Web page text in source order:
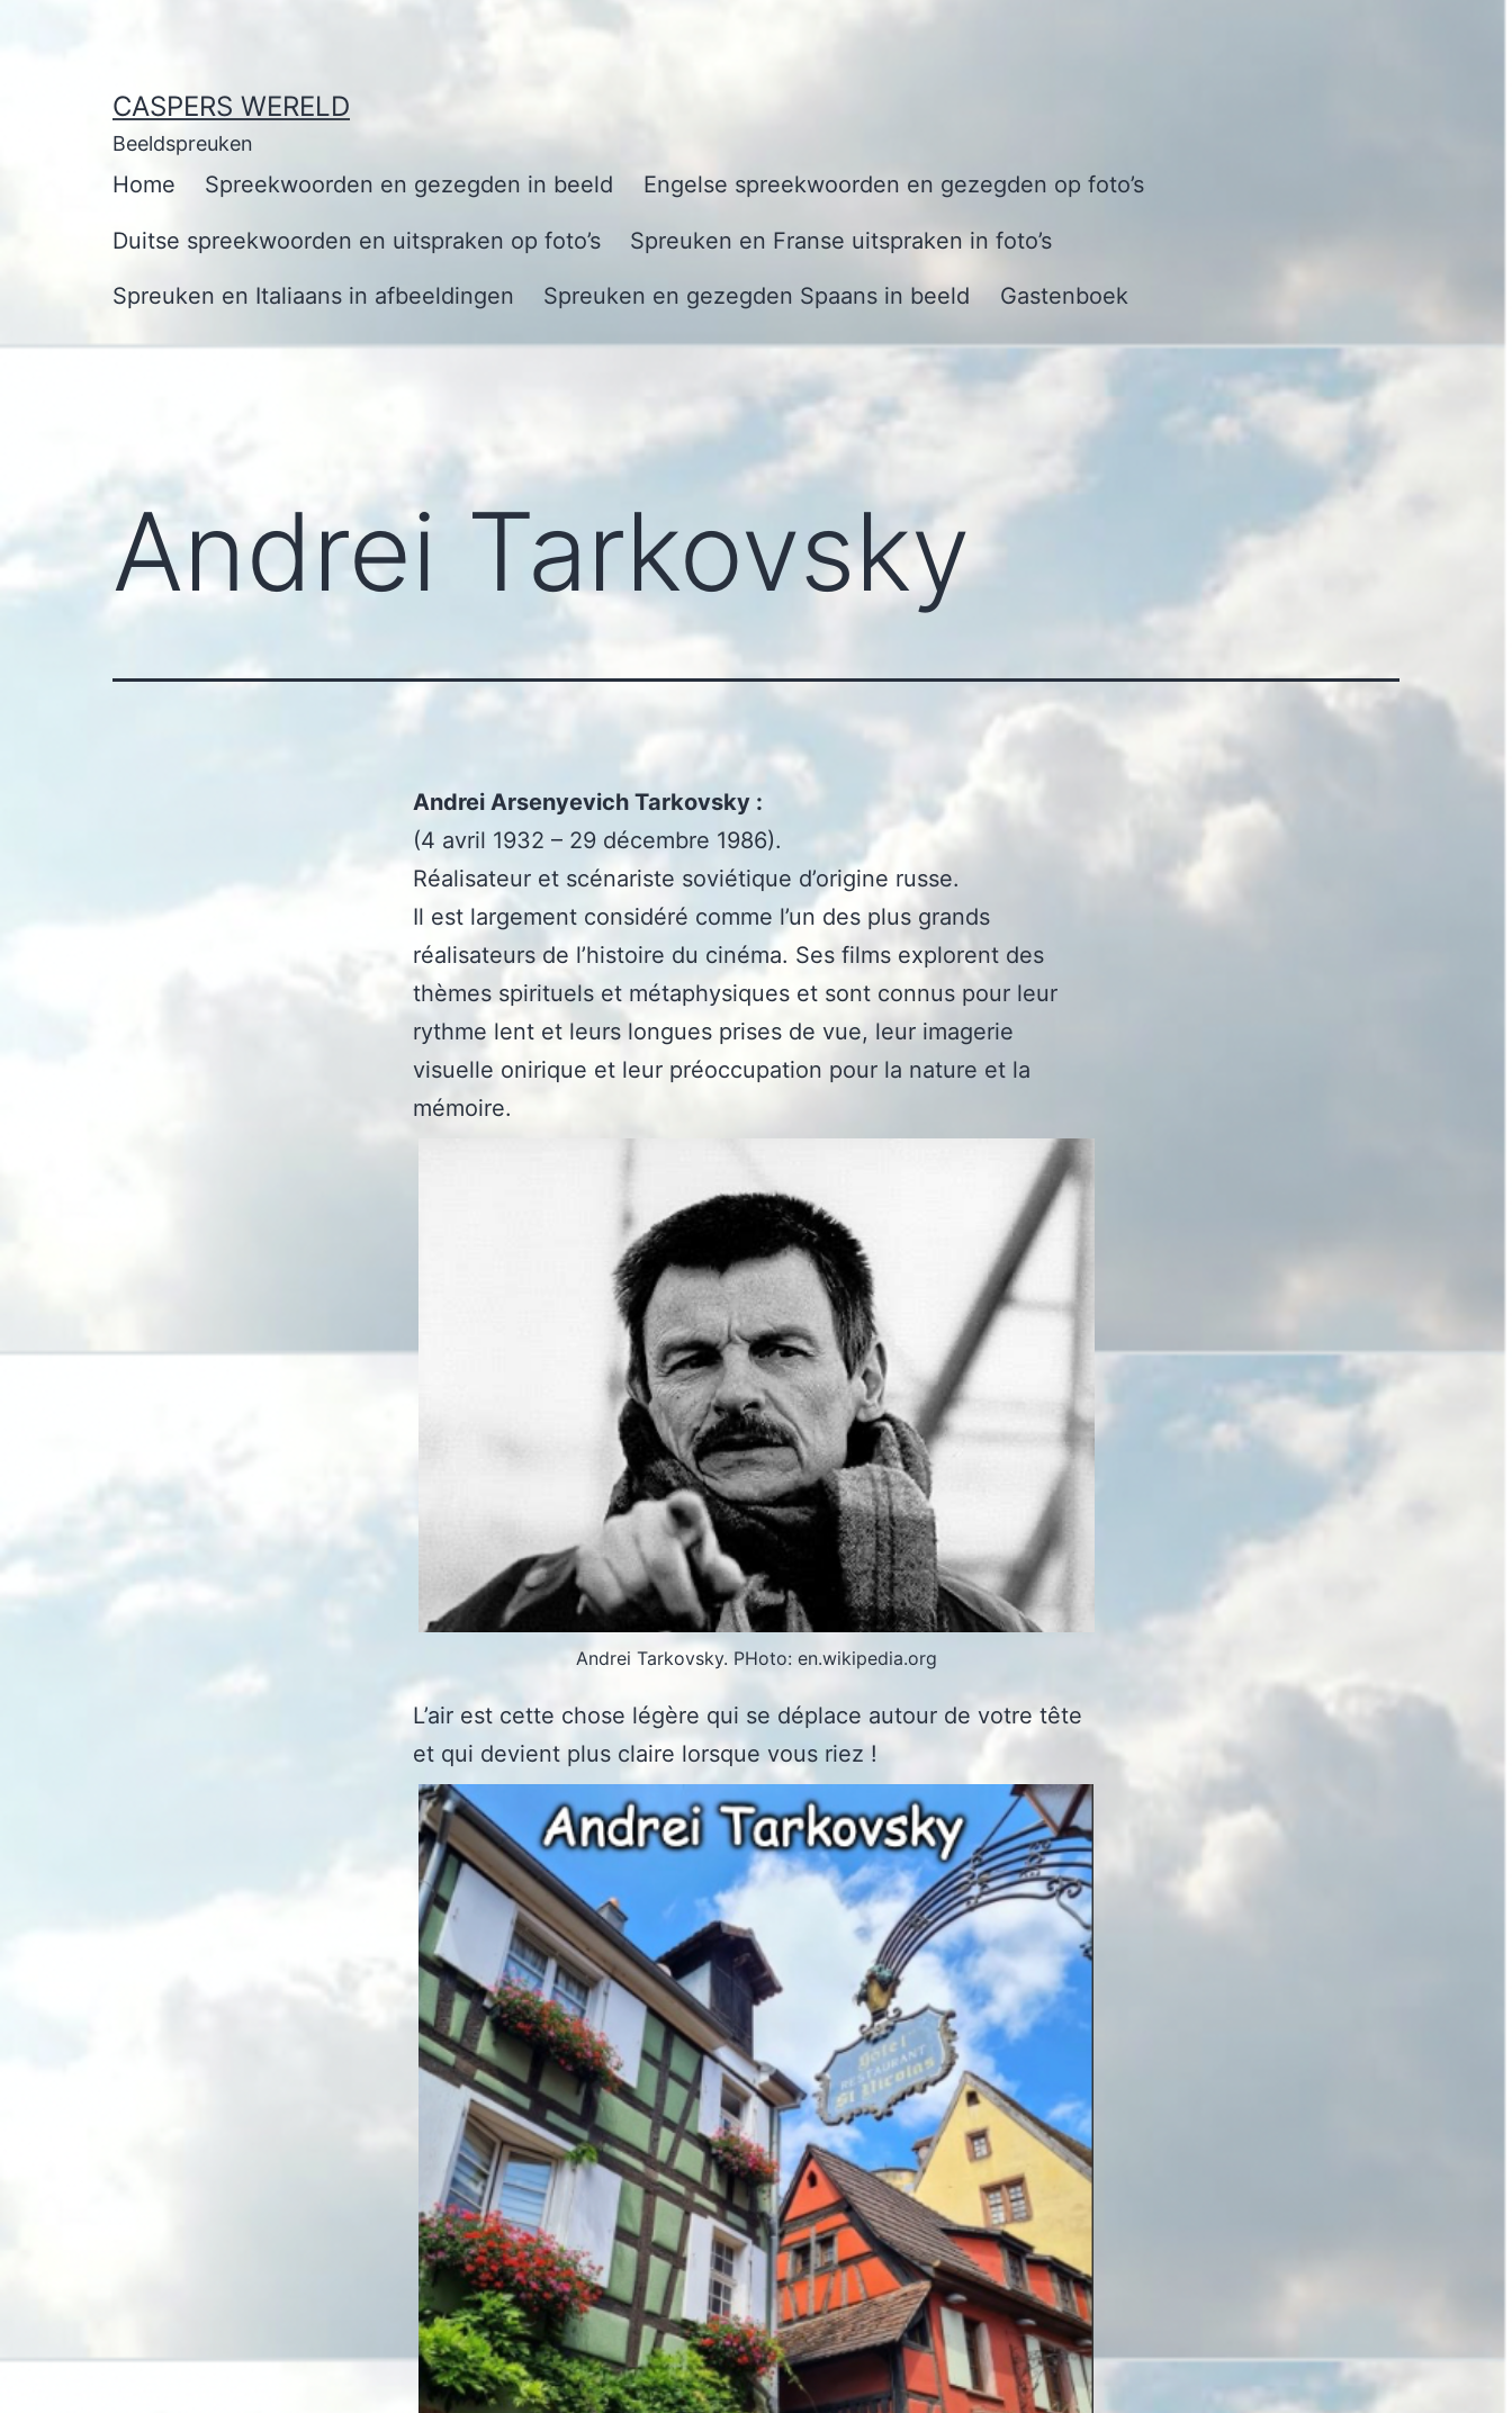
CASPERS WERELD
Beeldspreuken
Home Spreekwoorden en gezegden in beeld Engelse spreekwoorden en gezegden op foto’s
Duitse spreekwoorden en uitspraken op foto’s Spreuken en Franse uitspraken in foto’s
Spreuken en Italiaans in afbeeldingen Spreuken en gezegden Spaans in beeld Gastenboek
Andrei Tarkovsky
Andrei Arsenyevich Tarkovsky :
(4 avril 1932 – 29 décembre 1986).
Réalisateur et scénariste soviétique d’origine russe.
Il est largement considéré comme l’un des plus grands
réalisateurs de l’histoire du cinéma. Ses films explorent des
thèmes spirituels et métaphysiques et sont connus pour leur
rythme lent et leurs longues prises de vue, leur imagerie
visuelle onirique et leur préoccupation pour la nature et la
mémoire.
Andrei Tarkovsky. PHoto: en.wikipedia.org
L’air est cette chose légère qui se déplace autour de votre tête
et qui devient plus claire lorsque vous riez !